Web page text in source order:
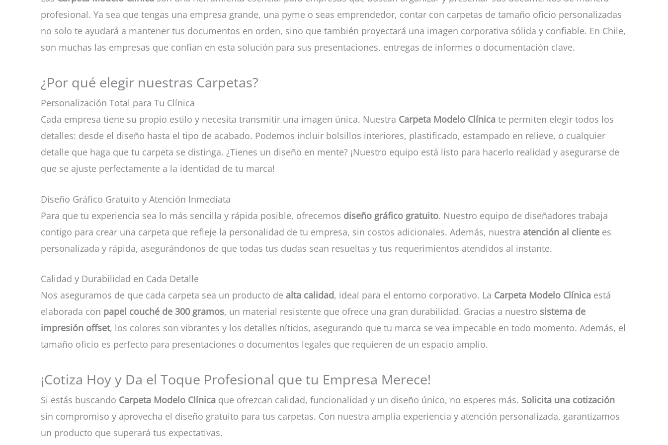
profesional. Ya sea que tengas una empresa grande, una pyme o seas emprendedor, contar con carpetas de tamaño oficio personalizadas
no solo te ayudará a mantener tus documentos en orden, sino que también proyectará una imagen corporativa sólida y confiable. En Chile,
son muchas las empresas que confían en esta solución para sus presentaciones, entregas de informes o documentación clave.
¿Por qué elegir nuestras Carpetas?
Personalización Total para Tu Clínica
Cada empresa tiene su propio estilo y necesita transmitir una imagen única. Nuestra Carpeta Modelo Clínica te permiten elegir todos los
detalles: desde el diseño hasta el tipo de acabado. Podemos incluir bolsillos interiores, plastificado, estampado en relieve, o cualquier
detalle que haga que tu carpeta se distinga. ¿Tienes un diseño en mente? ¡Nuestro equipo está listo para hacerlo realidad y asegurarse de
que se ajuste perfectamente a la identidad de tu marca!
Diseño Gráfico Gratuito y Atención Inmediata
Para que tu experiencia sea lo más sencilla y rápida posible, ofrecemos diseño gráfico gratuito. Nuestro equipo de diseñadores trabaja
contigo para crear una carpeta que refleje la personalidad de tu empresa, sin costos adicionales. Además, nuestra atención al cliente es
personalizada y rápida, asegurándonos de que todas tus dudas sean resueltas y tus requerimientos atendidos al instante.
Calidad y Durabilidad en Cada Detalle
Nos aseguramos de que cada carpeta sea un producto de alta calidad, ideal para el entorno corporativo. La Carpeta Modelo Clínica está
elaborada con papel couché de 300 gramos, un material resistente que ofrece una gran durabilidad. Gracias a nuestro sistema de
impresión offset, los colores son vibrantes y los detalles nítidos, asegurando que tu marca se vea impecable en todo momento. Además, el
tamaño oficio es perfecto para presentaciones o documentos legales que requieren de un espacio amplio.
¡Cotiza Hoy y Da el Toque Profesional que tu Empresa Merece!
Si estás buscando Carpeta Modelo Clínica que ofrezcan calidad, funcionalidad y un diseño único, no esperes más. Solicita una cotización
sin compromiso y aprovecha el diseño gratuito para tus carpetas. Con nuestra amplia experiencia y atención personalizada, garantizamos
un producto que superará tus expectativas.